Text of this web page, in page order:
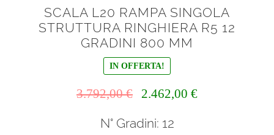
SCALA L20 RAMPA SINGOLA
STRUTTURA RINGHIERA R5 12
GRADINI 800 MM
IN OFFERTA!
3.792,00€
originale
2.462,00 €Il
N° Gradini: 12